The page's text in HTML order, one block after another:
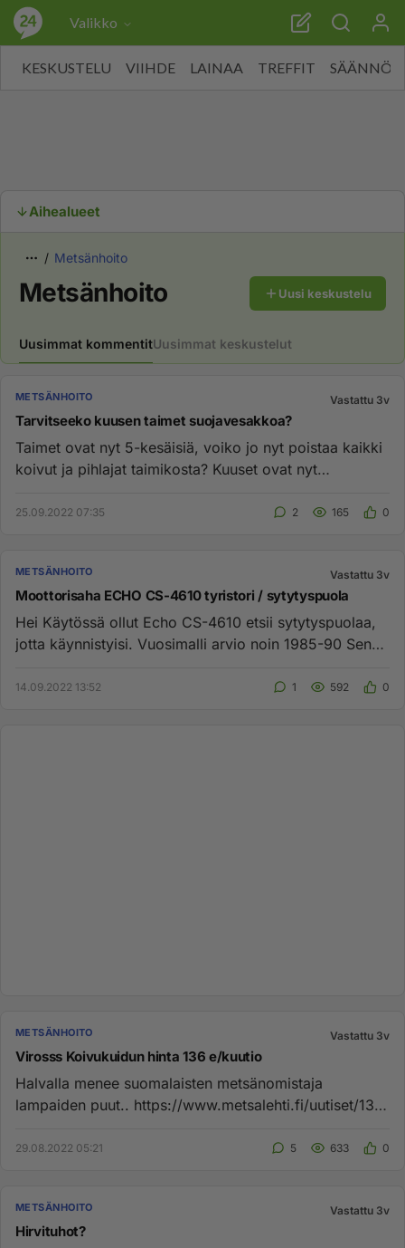
Valikko
KESKUSTELU VIIHDE LAINAA TREFFIT SÄÄNNÖT
Aihealueet
Metsänhoito
Metsänhoito Uusi keskustelu
Uusimmat kommentitUusimmat keskustelut
METSÄNHOITO Vastattu 3v
Tarvitseeko kuusen taimet suojavesakkoa?
Taimet ovat nyt 5-kesäisiä, voiko jo nyt poistaa kaikki
koivut ja pihlajat taimikosta? Kuuset ovat nyt
25.09.2022 07:35 2 165 0
METSÄNHOITO Vastattu 3v
Moottorisaha ECHO CS-4610 tyristori / sytytyspuola
Hei Käytössä ollut Echo CS-4610 etsii sytytyspuolaa,
jotta käynnistyisi. Vuosimalli arvio noin 1985-90 Sen
14.09.2022 13:52 1 592 0
METSÄNHOITO Vastattu 3v
Virosss Koivukuidun hinta 136 e/kuutio
Halvalla menee suomalaisten metsänomistaja
lampaiden puut.. https://www.metsalehti.fi/uutiset/136-
29.08.2022 05:21 5 633 0
METSÄNHOITO Vastattu 3v
Hirvituhot?